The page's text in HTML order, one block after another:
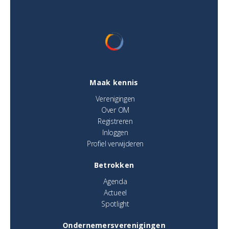
Maak kennis
Verenigingen
Over OM
Registreren
Inloggen
Profiel verwijderen
Betrokken
Agenda
Actueel
Spotlight
Ondernemersverenigingen